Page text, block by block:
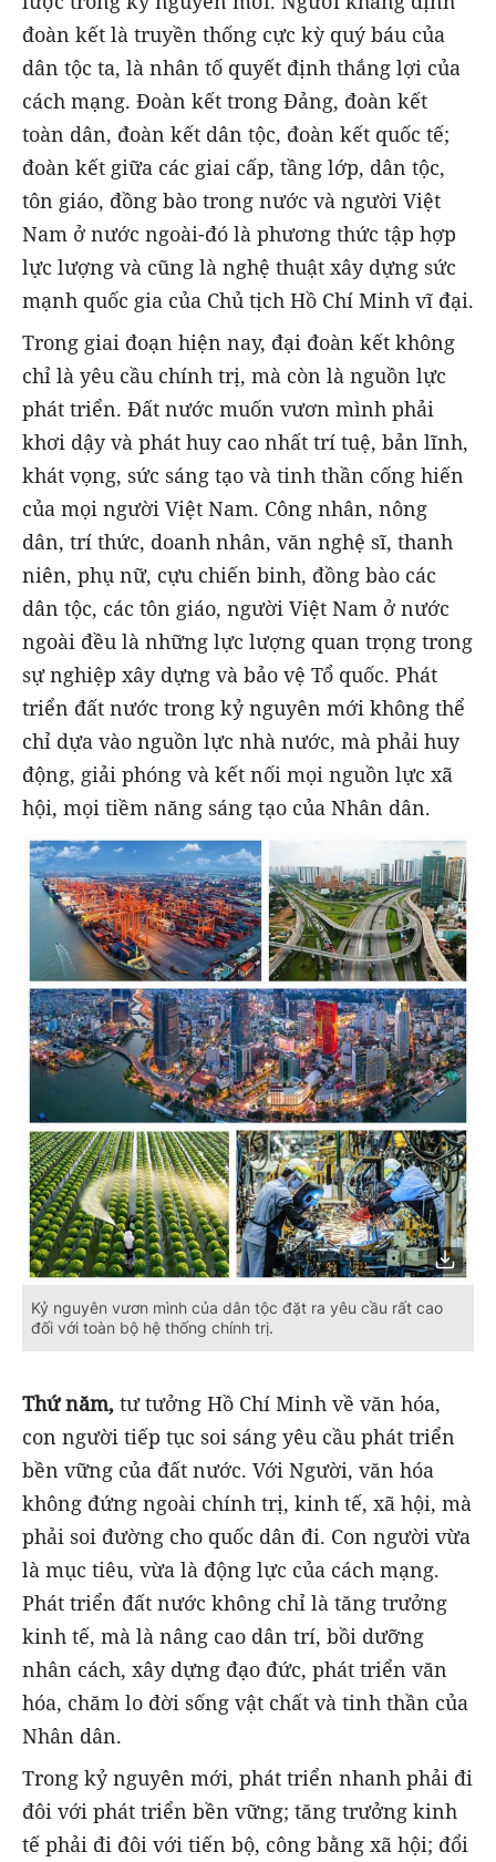
đoàn kết là truyền thống cực kỳ quý báu của
dân tộc ta, là nhân tố quyết định thắng lợi của
cách mạng. Đoàn kết trong Đảng, đoàn kết
toàn dân, đoàn kết dân tộc, đoàn kết quốc tế;
đoàn kết giữa các giai cấp, tầng lớp, dân tộc,
tôn giáo, đồng bào trong nước và người Việt
Nam ở nước ngoài-đó là phương thức tập hợp
lực lượng và cũng là nghệ thuật xây dựng sức
mạnh quốc gia của Chủ tịch Hồ Chí Minh vĩ đại.
Trong giai đoạn hiện nay, đại đoàn kết không
chỉ là yêu cầu chính trị, mà còn là nguồn lực
phát triển. Đất nước muốn vươn mình phải
khơi dậy và phát huy cao nhất trí tuệ, bản lĩnh,
khát vọng, sức sáng tạo và tinh thần cống hiến
của mọi người Việt Nam. Công nhân, nông
dân, trí thức, doanh nhân, văn nghệ sĩ, thanh
niên, phụ nữ, cựu chiến binh, đồng bào các
dân tộc, các tôn giáo, người Việt Nam ở nước
ngoài đều là những lực lượng quan trọng trong
sự nghiệp xây dựng và bảo vệ Tổ quốc. Phát
triển đất nước trong kỷ nguyên mới không thể
chỉ dựa vào nguồn lực nhà nước, mà phải huy
động, giải phóng và kết nối mọi nguồn lực xã
hội, mọi tiềm năng sáng tạo của Nhân dân.
Kỷ nguyên vươn mình của dân tộc đặt ra yêu cầu rất cao
đối với toàn bộ hệ thống chính trị.
Thứ năm, tư tưởng Hồ Chí Minh về văn hóa,
con người tiếp tục soi sáng yêu cầu phát triển
bền vững của đất nước. Với Người, văn hóa
không đứng ngoài chính trị, kinh tế, xã hội, mà
phải soi đường cho quốc dân đi. Con người vừa
là mục tiêu, vừa là động lực của cách mạng.
Phát triển đất nước không chỉ là tăng trưởng
kinh tế, mà là nâng cao dân trí, bồi dưỡng
nhân cách, xây dựng đạo đức, phát triển văn
hóa, chăm lo đời sống vật chất và tinh thần của
Nhân dân.
Trong kỷ nguyên mới, phát triển nhanh phải đi
đôi với phát triển bền vững; tăng trưởng kinh
tế phải đi đôi với tiến bộ, công bằng xã hội; đổi